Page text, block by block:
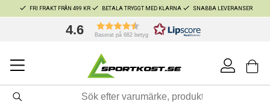
FRI FRAKT FRÅN 499 KR BETALA TRYGGT MED KLARNA SNABBA LEVERANSER
4.6 Baserat på 682 betyg